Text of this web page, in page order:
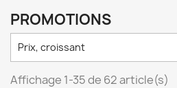
PROMOTIONS
Prix, croissant
Affichage 1-35 de 62 article(s)